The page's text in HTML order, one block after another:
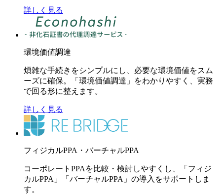
詳しく見る
環境価値調達
煩雑な手続きをシンプルにし、必要な環境価値をスム
ーズに確保。「環境価値調達」をわかりやすく、実務
で回る形に整えます。
詳しく見る
フィジカルPPA・バーチャルPPA
コーポレートPPAを比較・検討しやすくし、「フィジ
カルPPA」「バーチャルPPA」の導入をサポートしま
す。